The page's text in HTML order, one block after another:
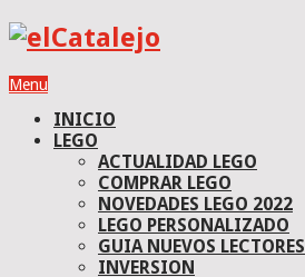
Menu
INICIO
LEGO
ACTUALIDAD LEGO
COMPRAR LEGO
NOVEDADES LEGO 2022
LEGO PERSONALIZADO
GUIA NUEVOS LECTORES
INVERSION